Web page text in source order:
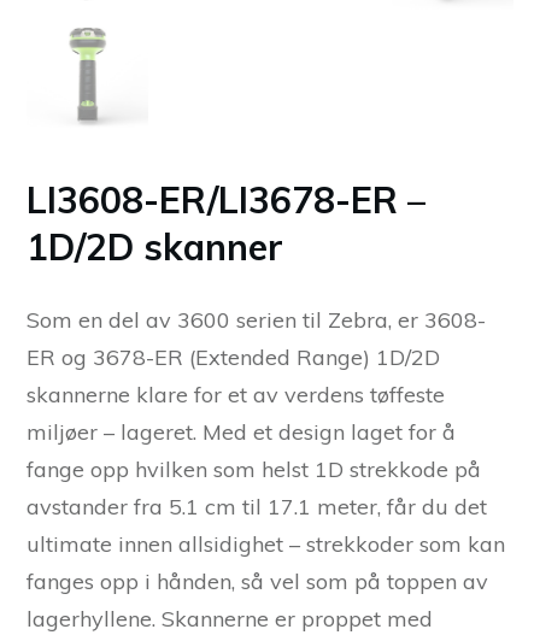
LI3608-ER/LI3678-ER –
1D/2D skanner
Som en del av 3600 serien til Zebra, er 3608-
ER og 3678-ER (Extended Range) 1D/2D
skannerne klare for et av verdens tøffeste
miljøer – lageret. Med et design laget for å
fange opp hvilken som helst 1D strekkode på
avstander fra 5.1 cm til 17.1 meter, får du det
ultimate innen allsidighet – strekkoder som kan
fanges opp i hånden, så vel som på toppen av
lagerhyllene. Skannerne er proppet med